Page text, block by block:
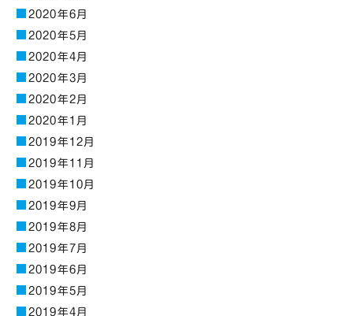
2020年6月
2020年5月
2020年4月
2020年3月
2020年2月
2020年1月
2019年12月
2019年11月
2019年10月
2019年9月
2019年8月
2019年7月
2019年6月
2019年5月
2019年4月